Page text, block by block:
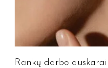
Rankų darbo